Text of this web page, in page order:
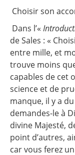
Choisir son
Dans l’«
de Sales : «
entre mille, et
trouve moins
capables de cet
science et de
manque, il y a
demandes-le à
divine Majesté,
point d’autres,
car vous ferez